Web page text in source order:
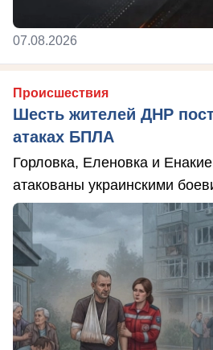
07.08.2026
Происшествия
Шесть жителей ДНР
атаках БПЛА
Горловка, Еленовка и
атакованы украинскими